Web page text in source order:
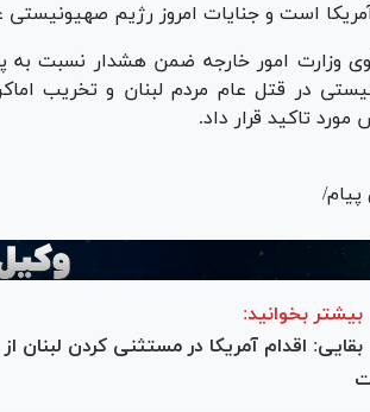
آمریکا است و جنایات امروز رژیم
وزارت امور خارجه ضمن هشدار نسبت به
در قتل عام مردم لبنان و تخریب
تاکید قرار داد.
پیام/
بیشتر بخوانید:
بقایی: اقدام آمریکا در مستثنی کردن